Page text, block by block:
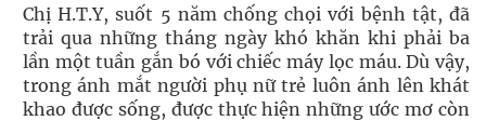
Chị H.T.Y, suốt 5 năm chống chọi với bệnh tật, đã
trải qua những tháng ngày khó khăn khi phải ba
lần một tuần gắn bó với chiếc máy lọc máu. Dù vậy,
trong ánh mắt người phụ nữ trẻ luôn ánh lên khát
khao được sống, được thực hiện những ước mơ còn